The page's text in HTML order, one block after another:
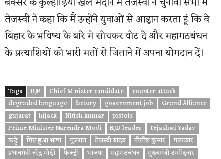
तेजस्वी ने कहा कि मैं उन्होंने युवाओं से आह्वान करता हूं कि वे
बिहार के भविष्य के बारे में सोचकर वोट दें और महागठबंधन
के प्रत्याशियों को भारी मतों से जिताने में अपना योगदान दें।
Tags BJP Chief Minister candidate
counter attack
degraded language
factory government job
Grand Alliance
gujarat
hijack Nitish kumar
pistols
Prime Minister Narendra Modi
RJD leader
Tejashwi Yadav
कट्टे
गिरा हुआ भाषा गुजरात तेजस्वी यादव नीतीश कुमार
पलटवार
प्रधानमंत्री नरेंद्र मोदी
फैक्ट्री भाजपा महागठबंधन
मुख्यमंत्री उम्मीदवार